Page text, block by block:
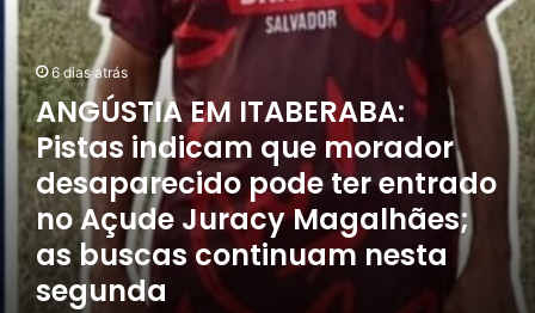
pode
ter
entrado
Açude
Juracy
Magalhães;
buscas
continuam
nesta
segunda
6 dias atrás
ANGÚSTIA EM ITABERABA:
Pistas indicam que morador
desaparecido pode ter entrado
no Açude Juracy Magalhães;
as buscas continuam nesta
segunda